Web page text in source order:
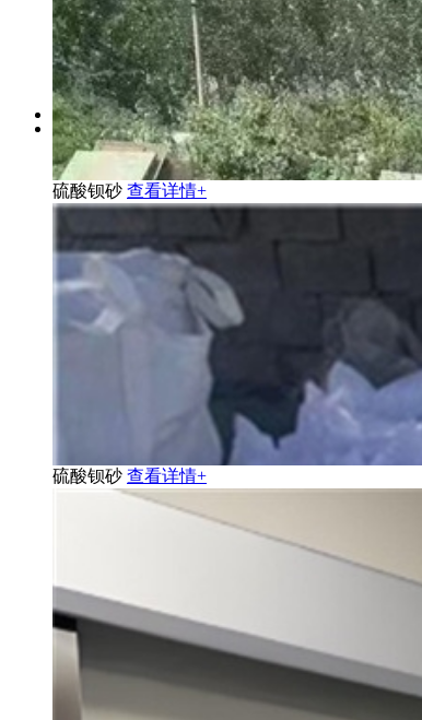
硫酸钡砂 查看详情+
硫酸钡砂 查看详情+